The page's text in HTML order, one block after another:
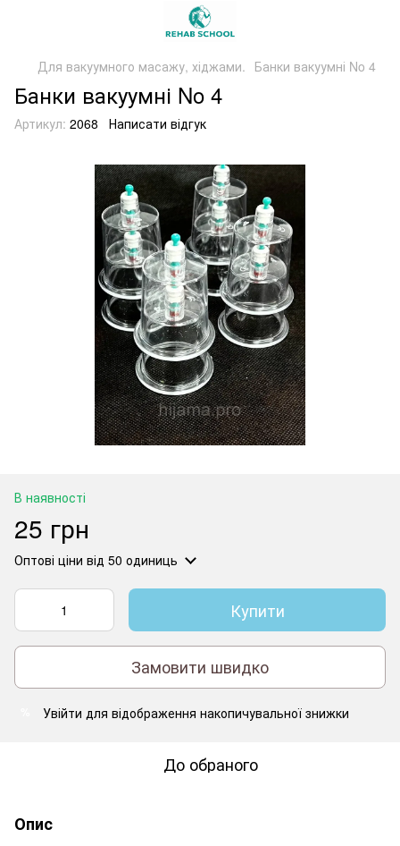
Для вакуумного масажу, хіджами. Банки вакуумні No 4
Банки вакуумні No 4
Артикул: 2068 Написати відгук
В наявності
25 грн
Оптові ціни від 50 одиниць
Купити
Замовити швидко
Увійти для відображення накопичувальної знижки
До обраного
Опис